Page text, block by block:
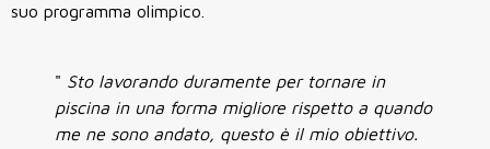
suo programma olimpico.
" Sto lavorando duramente per tornare in
piscina in una forma migliore rispetto a quando
me ne sono andato, questo è il mio obiettivo.